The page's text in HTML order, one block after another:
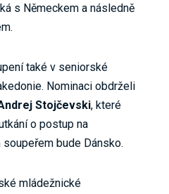
s Německem a následně
také v seniorské
Nominaci obdrželi
Stojčevski, které
o postup na
bude Dánsko.
mládežnické